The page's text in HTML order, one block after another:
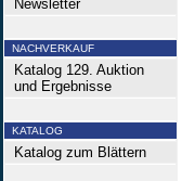
Newsletter
NACHVERKAUF
Katalog 129. Auktion
und Ergebnisse
KATALOG
Katalog zum Blättern